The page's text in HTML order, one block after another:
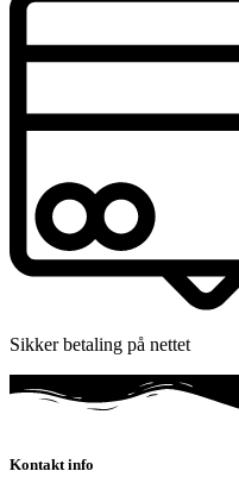
Sikker betaling på nettet
Kontakt info